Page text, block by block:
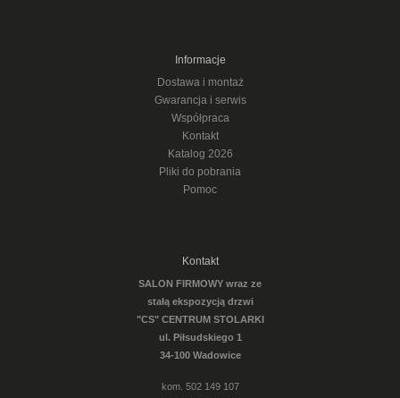
Informacje
Dostawa i montaż
Gwarancja i serwis
Współpraca
Kontakt
Katalog 2026
Pliki do pobrania
Pomoc
Kontakt
SALON FIRMOWY wraz ze
stałą ekspozycją drzwi
"CS" CENTRUM STOLARKI
ul. Piłsudskiego 1
34-100 Wadowice
kom. 502 149 107